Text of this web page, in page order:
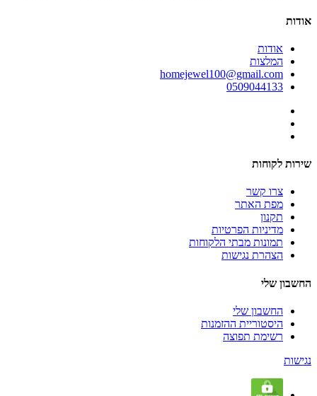
אודות
אודות
המלצות
homejewel100@gmail.com
0509044133
שירות לקוחות
צרו קשר
מפת האתר
תקנון
מדיניות הפרטיות
תמונות מבתי הלקוחות
הצהרת נגישות
החשבון שלי
החשבון שלי
היסטוריית ההזמנות
רשימת תפוצה
נגישות